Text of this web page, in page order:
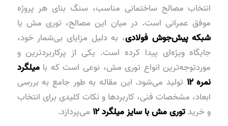
انتخاب مصالح ساختمانی مناسب، سنگ بنای هر پروژه‌
موفق عمرانی است. در میان این مصالح، توری مش یا
شبکه پیش‌جوش فولادی، به دلیل مزایای بی‌شمار خود،
جایگاه ویژه‌ای پیدا کرده است. یکی از پرکاربردترین و
موردتوجه‌ترین انواع توری مش، نوعی است که بامیلگرد
نمره ۱۲
تولید می‌شود. این مقاله به طور جامع به بررسی
ابعاد، مشخصات فنی، کاربردها و نکات کلیدی برای انتخاب
و خریدتوری مش با سایز میلگرد ۱۲ می‌پردازد.